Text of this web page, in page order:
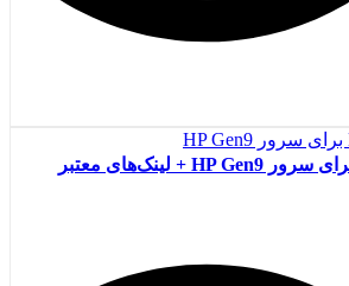
راهنمای دانلود ESXi برای سرور HP Gen9 + لینک‌های معتبر